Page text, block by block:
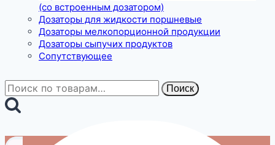
(со встроенным дозатором)
Дозаторы для жидкости поршневые
Дозаторы мелкопорционной продукции
Дозаторы сыпучих продуктов
Сопутствующее
Искать: Поиск